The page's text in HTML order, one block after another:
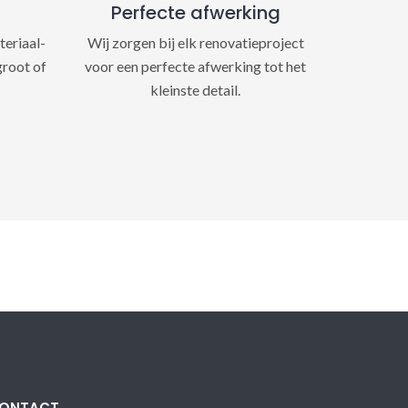
of
Perfecte afwerking
Wij zorgen bij elk renovatieproject
voor een perfecte afwerking tot het
kleinste detail.